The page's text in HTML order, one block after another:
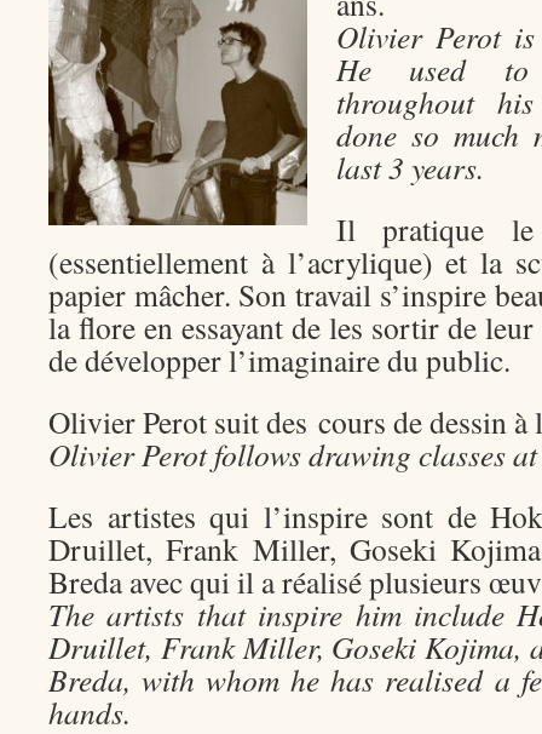
Olivier Perot
He used to
throughout
done so much
last 3 years.
Il pratique le
(essentiellement à l’acrylique) et la
papier mâcher. Son travail s’inspire
la flore en essayant de les sortir de
de développer l’imaginaire du public.
Olivier Perot suit des cours de dessin à
Olivier Perot follows drawing classes
Les artistes qui l’inspire sont de
Druillet, Frank Miller, Goseki
Breda avec qui il a réalisé plusieurs
The artists that inspire him include
Druillet, Frank Miller, Goseki Kojima,
Breda, with whom he has realised a
hands.